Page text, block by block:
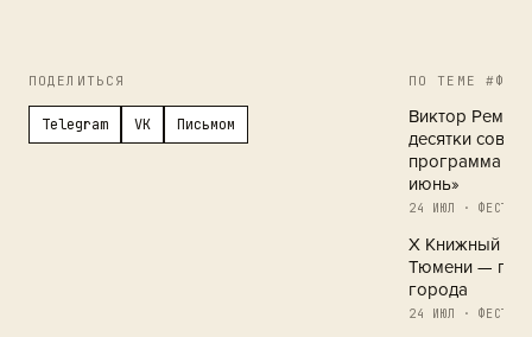
ПОДЕЛИТЬСЯ
Telegram VK Письмом
ПО ТЕМЕ
Виктор
десятки
программа
июнь»
24 ИЮЛ ·
X Книжный
Тюмени —
города
24 ИЮЛ ·